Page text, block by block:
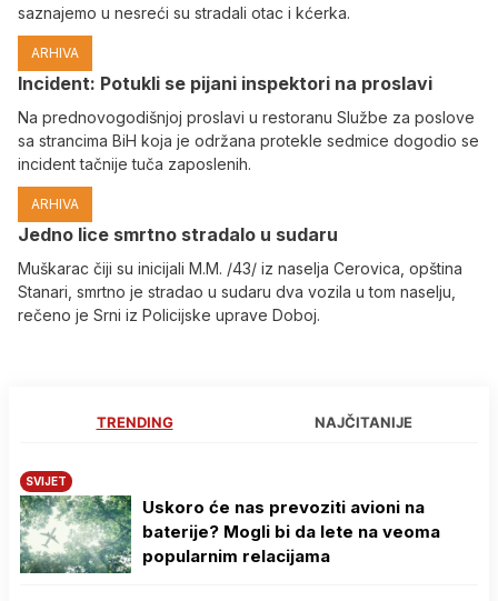
saznajemo u nesreći su stradali otac i kćerka.
ARHIVA
Incident: Potukli se pijani inspektori na proslavi
Na prednovogodišnjoj proslavi u restoranu Službe za poslove
sa strancima BiH koja je održana protekle sedmice dogodio se
incident tačnije tuča zaposlenih.
ARHIVA
Јedno lice smrtno stradalo u sudaru
Muškarac čiji su inicijali M.M. /43/ iz naselja Cerovica, opština
Stanari, smrtno je stradao u sudaru dva vozila u tom naselju,
rečeno je Srni iz Policijske uprave Doboj.
TRENDING NAJČITANIJE
SVIJET
Uskoro će nas prevoziti avioni na
baterije? Mogli bi da lete na veoma
popularnim relacijama